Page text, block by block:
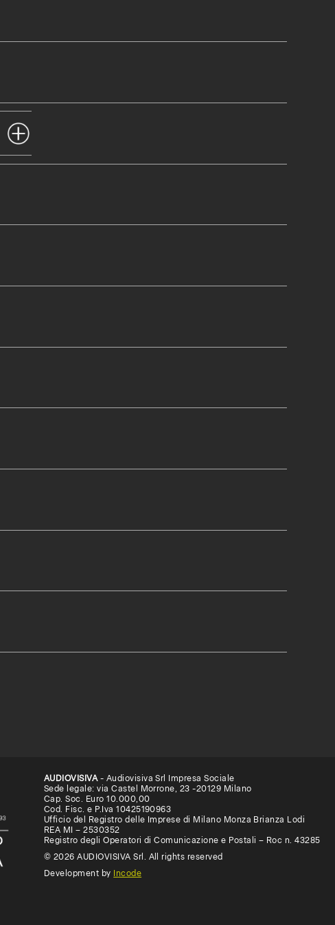
AUDIOVISIVA- Audiovisiva Srl Impresa Sociale
Sede legale: via Castel Morrone, 23 -20129 Milano
Cap. Soc. Euro 10.000,00
Cod. Fisc. e P.Iva 10425190963
Ufficio del Registro delle Imprese di Milano Monza Brianza Lodi
REA MI – 2530352
Registro degli Operatori di Comunicazione e Postali – Roc n. 43285
© 2026 AUDIOVISIVA Srl. All rights reserved
Development by
Incode